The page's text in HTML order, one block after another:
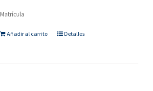
Matrícula
Añadir al carrito Detalles